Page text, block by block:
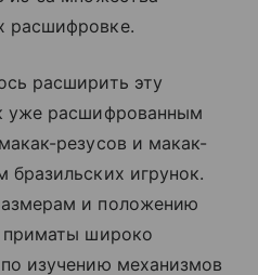
расшифровке.
расширить эту
уже расшифрованным
резусов и макак-
бразильских игрунок.
и положению
приматы широко
изучению механизмов